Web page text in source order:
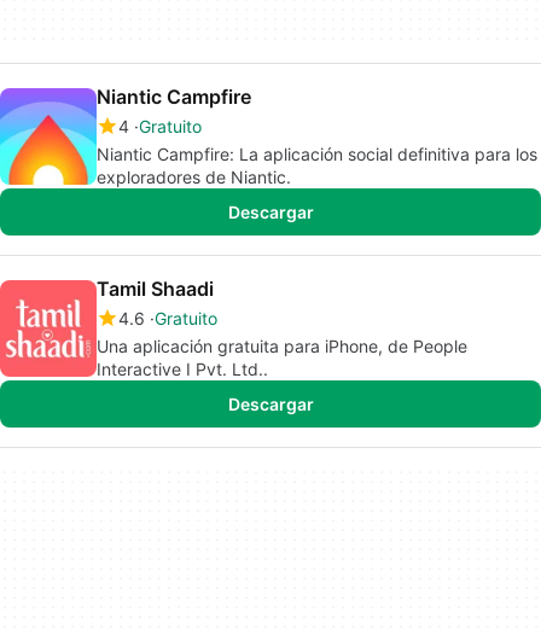
Niantic Campfire
4 Gratuito
Niantic Campfire: La aplicación social definitiva para los
exploradores de Niantic.
Descargar
Tamil Shaadi
4.6 Gratuito
Una aplicación gratuita para iPhone, de People
Interactive I Pvt. Ltd..
Descargar